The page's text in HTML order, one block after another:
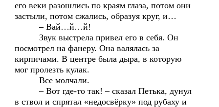
его веки разошлись по краям глаза, потом они
застыли, потом сжались, образуя круг, и…
– Вай…й…й!
Звук выстрела привел его в себя. Он
посмотрел на фанеру. Она валялась за
кирпичами. В центре была дыра, в которую
мог пролезть кулак.
Все молчали.
– Вот где-то так! – сказал Петька, дунул
в ствол и спрятал «недосвёрку» под рубаху и